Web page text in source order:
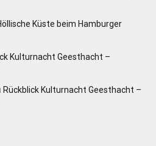
Küste beim Hamburger
Kulturnacht Geesthacht –
Rückblick Kulturnacht Geesthacht –